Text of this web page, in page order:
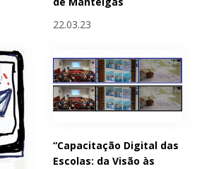
22.03.23
“Capacitação Digital das
Escolas: da Visão às